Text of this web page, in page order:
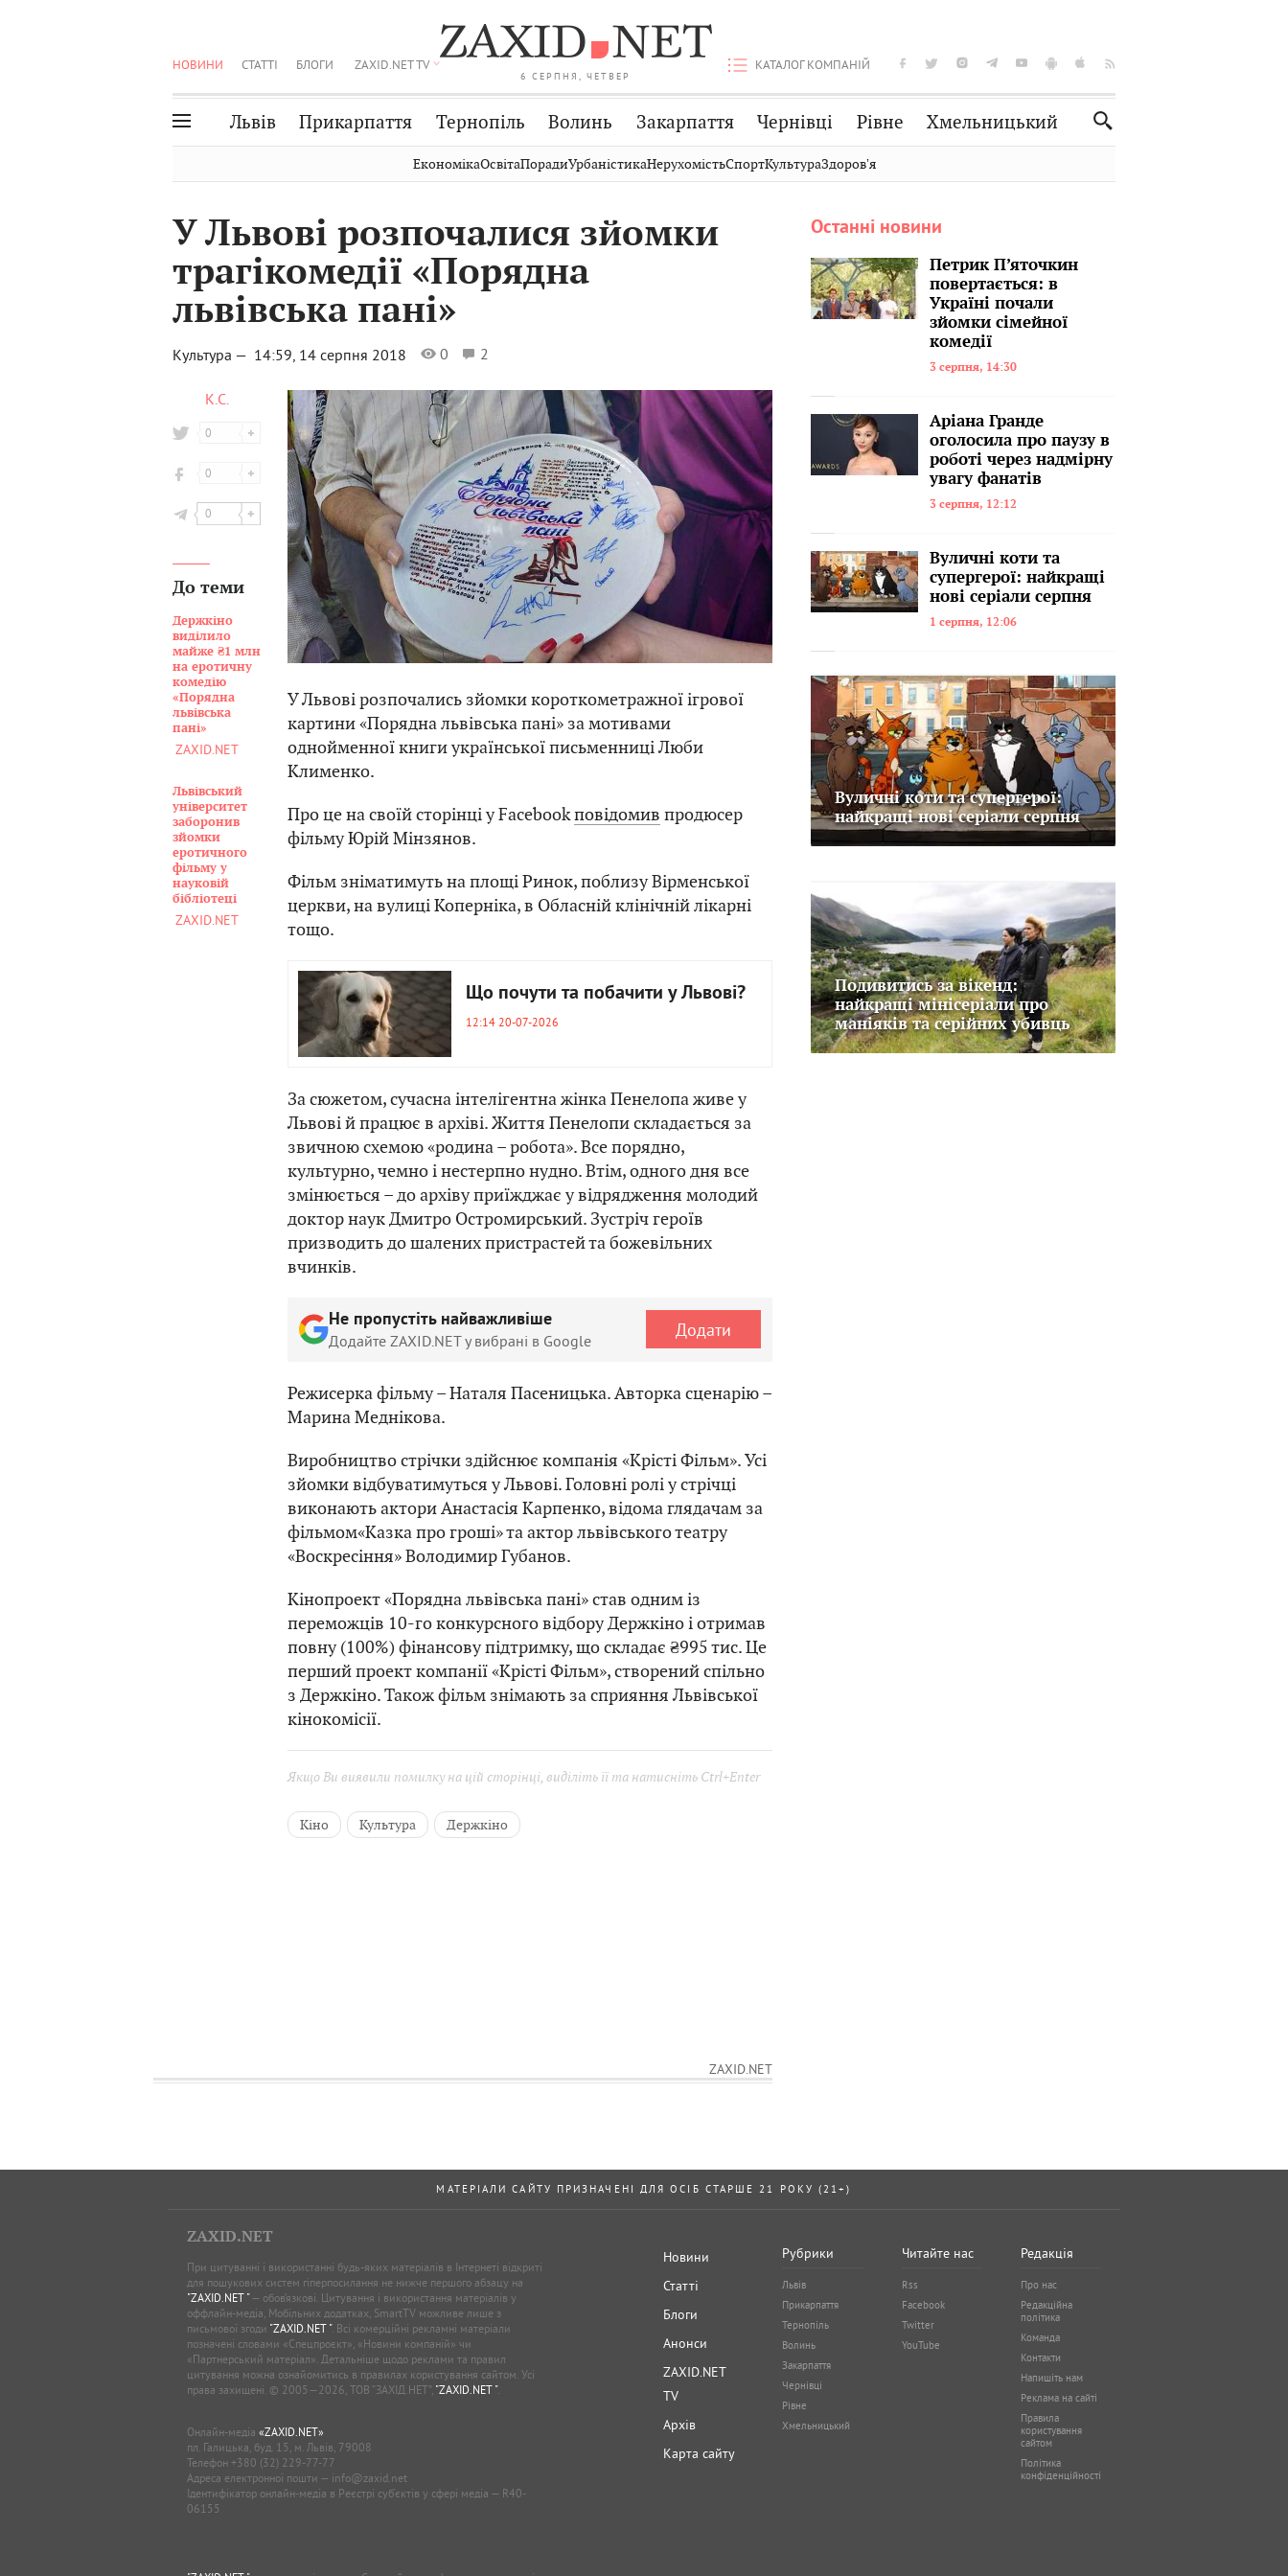
6 СЕРПНЯ, ЧЕТВЕР
НОВИНИ СТАТТІ БЛОГИ ZAXID.NET TV КАТАЛОГ КОМПАНІЙ
Львів Прикарпаття Тернопіль Волинь Закарпаття Чернівці Рівне Хмельницький
Волинь
Закарпаття
Чернівці
Шептицький
Стрий
Хмельницький
Вінниця
Публікації Авто Словко
Кіно
Спорт
Нерухомість Домашні тварини
ЕкономікаОсвітаПорадиУрбаністикаНерухомістьСпортКультураЗдоровʼя
У Львові розпочалися зйомки
трагікомедії «Порядна
львівська пані»
Культура — 14:59, 14 серпня 2018 0 2
К.С.
0
0
0
До теми
Держкіно
виділило
майже ₴1 млн
на еротичну
комедію
«Порядна
львівська
пані»
ZAXID.NET
Львівський
університет
заборонив
зйомки
еротичного
фільму у
науковій
бібліотеці
ZAXID.NET
У Львові розпочались зйомки короткометражної ігрової
картини «Порядна львівська пані» за мотивами
однойменної книги української письменниці Люби
Клименко.
Про це на своїй сторінці у Facebookповідомив продюсер
фільму Юрій Мінзянов.
Фільм зніматимуть на площі Ринок, поблизу Вірменської
церкви, на вулиці Коперніка, в Обласній клінічній лікарні
тощо.
Що почути та побачити у Львові?
12:14 20-07-2026
За сюжетом, сучасна інтелігентна жінка Пенелопа живе у
Львові й працює в архіві. Життя Пенелопи складається за
звичною схемою «родина – робота». Все порядно,
культурно, чемно і нестерпно нудно. Втім, одного дня все
змінюється – до архіву приїжджає у відрядження молодий
доктор наук Дмитро Остромирський. Зустріч героїв
призводить до шалених пристрастей та божевільних
вчинків.
Не пропустіть найважливіше
Додайте ZAXID.NET у вибрані в Google Додати
Режисерка фільму – Наталя Пасеницька. Авторка сценарію –
Марина Меднікова.
Виробництво стрічки здійснює компанія «Крісті Фільм». Усі
зйомки відбуватимуться у Львові. Головні ролі у стрічці
виконають актори Анастасія Карпенко, відома глядачам за
фільмом«Казка про гроші» та актор львівського театру
«Воскресіння» Володимир Губанов.
Кінопроект «Порядна львівська пані» став одним із
переможців 10-го конкурсного відбору Держкіно і отримав
повну (100%) фінансову підтримку, що складає ₴995 тис. Це
перший проект компанії «Крісті Фільм», створений спільно
з Держкіно. Також фільм знімають за сприяння Львівської
кінокомісії.
Якщо Ви виявили помилку на цій сторінці, виділіть її та натисніть Ctrl+Enter
Кіно Культура Держкіно
ZAXID.NET
Останні новини
Петрик П’яточкин
повертається: в
Україні почали
зйомки сімейної
комедії
3 серпня, 14:30
Аріана Гранде
оголосила про паузу в
роботі через надмірну
увагу фанатів
3 серпня, 12:12
Вуличні коти та
супергерої: найкращі
нові серіали серпня
1 серпня, 12:06
Вуличні коти та супергерої:
найкращі нові серіали серпня
Подивитись за вікенд:
найкращі мінісеріали про
маніяків та серійних убивць
МАТЕРІАЛИ САЙТУ ПРИЗНАЧЕНІ ДЛЯ ОСІБ СТАРШЕ 21 РОКУ (21+)
ZAXID.NET
При цитуванні і використанні будь-яких матеріалів в Інтернеті відкриті
для пошукових систем гіперпосилання не нижче першого абзацу на
"ZAXID.NET "— обов’язкові. Цитування і використання матеріалів у
оффлайн-медіа, Мобільних додатках, SmartTV можливе лише з
письмової згоди "ZAXID.NET ". Всі комерційні рекламні матеріали
позначені словами «Спецпроєкт», «Новини компаній» чи
«Партнерський матеріал». Детальніше щодо реклами та правил
цитування можна ознайомитись в правилах користування сайтом. Усі
права захищені. © 2005—2026, ТОВ “ЗАХІД.НЕТ”, "ZAXID.NET ".
Онлайн-медіа «ZAXID.NET»
пл. Галицька, буд. 15, м. Львів, 79008
Телефон +380 (32) 229-77-77
Адреса електронної пошти — info@zaxid.net
Ідентифікатор онлайн-медіа в Реєстрі суб'єктів у сфері медіа — R40-
06155
Новини
Статті
Блоги
Анонси
ZAXID.NET
TV
Архів
Карта сайту
Рубрики
Львів
Прикарпаття
Тернопіль
Волинь
Закарпаття
Чернівці
Рівне
Хмельницький
Читайте нас
Rss
Facebook
Twitter
YouTube
Редакція
Про нас
Редакційна
політика
Команда
Контакти
Напишіть нам
Реклама на сайті
Правила
користування
сайтом
Політика
конфіденційності